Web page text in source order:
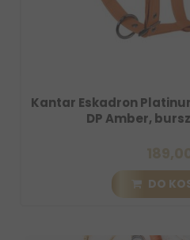
Platinum Faux Leather Jewel
bursztynowy 2026